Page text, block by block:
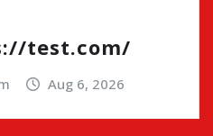
test.com/
Aug 6, 2026